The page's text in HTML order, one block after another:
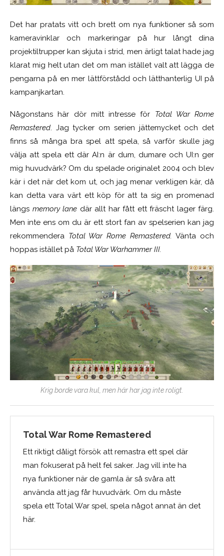
Det har pratats vitt och brett om nya funktioner så som
kameravinklar och markeringar på hur långt dina
projektiltrupper kan skjuta i strid, men ärligt talat hade jag
klarat mig helt utan det om man istället valt att lägga de
pengarna på en mer lättförstådd och lätthanterlig UI på
kampanjkartan.
Någonstans här dör mitt intresse för Total War Rome
Remastered. Jag tycker om serien jättemycket och det
finns så många bra spel att spela, så varför skulle jag
välja att spela ett där AI:n är dum, dumare och UI:n ger
mig huvudvärk? Om du spelade originalet 2004 och blev
kär i det när det kom ut, och jag menar verkligen kär, då
kan detta vara värt ett köp för att ta sig en promenad
längs memory lane där allt har fått ett fräscht lager färg.
Men inte ens om du är ett stort fan av spelserien kan jag
rekommendera Total War Rome Remastered.Vänta och
hoppas istället på Total War Warhammer III.
Krig borde vara kul, men här har jag inte roligt.
Total War Rome Remastered
Ett riktigt dåligt försök att remastra ett spel där
man fokuserat på helt fel saker. Jag vill inte ha
nya funktioner när de gamla är så svåra att
använda att jag får huvudvärk. Om du måste
spela ett Total War spel, spela något annat än det
här.